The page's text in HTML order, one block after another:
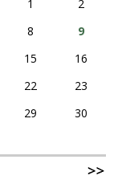
1
2
8
9
15
16
22
23
29
30